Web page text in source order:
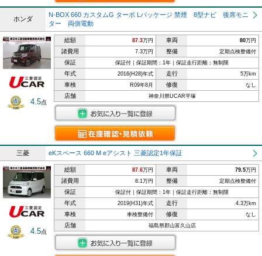
ホンダ
N-BOX 660 カスタムG ターボ Lパッケージ 禁煙 8型ナビ 後席モニ
ター 両側電動
4.5点
総額 87.3万円 車両 80万円
諸費用 7.3万円 整備 定期点検整備付
保証 保証付｜保証期間：1年｜保証走行距離：無制限
年式 2016(H28)年式 走行 5万km
車検 R09年8月 修復 なし
店舗 神奈川県UCAR平塚
三菱 eKスペース 660 M eアシスト 三菱認定1年保証
4.5点
総額 87.6万円 車両 79.5万円
諸費用 8.1万円 整備 定期点検整備付
保証 保証付｜保証期間：1年｜保証走行距離：無制限
年式 2019(H31)年式 走行 4.3万km
車検 車検整備付 修復 なし
店舗 福島県郡山富久山店